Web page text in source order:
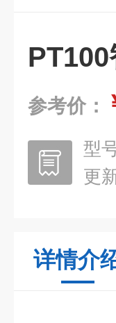
参考价：
型
更
详情介